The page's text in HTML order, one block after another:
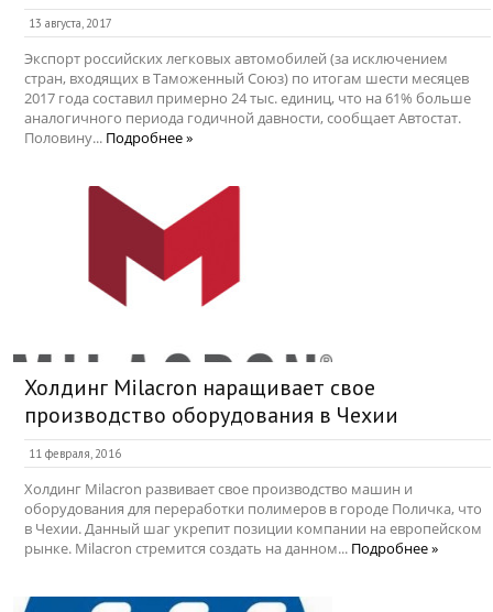
13 августа, 2017
Экспорт российских легковых автомобилей (за исключением
стран, входящих в Таможенный Союз) по итогам шести месяцев
2017 года составил примерно 24 тыс. единиц, что на 61% больше
аналогичного периода годичной давности, сообщает Автостат.
Половину... Подробнее »
Холдинг Milacron наращивает свое
производство оборудования в Чехии
11 февраля, 2016
Холдинг Milacron развивает свое производство машин и
оборудования для переработки полимеров в городе Поличка, что
в Чехии. Данный шаг укрепит позиции компании на европейском
рынке. Milacron стремится создать на данном... Подробнее »